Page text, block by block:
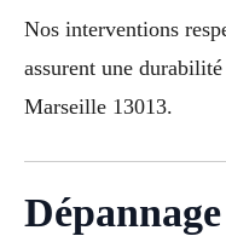
Nos interventions
assurent une
Marseille 13013.